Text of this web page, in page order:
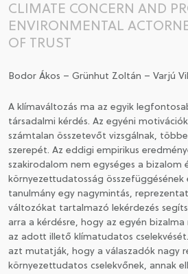
CSATLAKOZÁS A TÁRSASÁGHOZ /
CLIMATE CONCERN AND
ENVIRONMENTAL
OF TRUST
Bodor Ákos – Grünhut Zoltán – Varjú
A klímaváltozás ma az egyik
társadalmi kérdés. Az egyéni
számtalan összetevőt vizsgálnak,
szerepét. Az eddigi empirikus
szakirodalom nem egységes a bizalom
környezettudatosság összefüggésének
tanulmány egy nagymintás,
változókat tartalmazó lekérdezés
arra a kérdésre, hogy az egyén
az adott illető klímatudatos
azt mutatják, hogy a válaszadók nagy
környezettudatos cselekvőnek, annak